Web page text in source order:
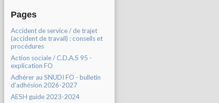
Pages
Accident de service / de trajet
(accident de travail) : conseils et
procédures
Action sociale / C.D.A.S 95 -
explication FO
Adhérer au SNUDI FO - bulletin
d'adhésion 2026-2027
AESH guide 2023-2024